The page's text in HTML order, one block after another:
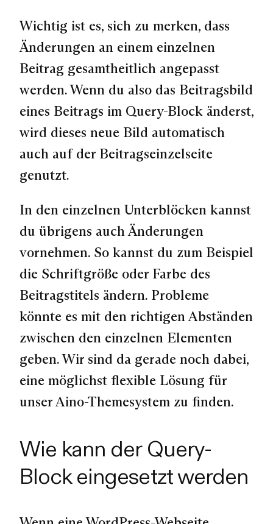
Wichtig ist es, sich zu merken, dass
Änderungen an einem einzelnen
Beitrag gesamtheitlich angepasst
werden. Wenn du also das Beitragsbild
eines Beitrags im Query-Block änderst,
wird dieses neue Bild automatisch
auch auf der Beitragseinzelseite
genutzt.
In den einzelnen Unterblöcken kannst
du übrigens auch Änderungen
vornehmen. So kannst du zum Beispiel
die Schriftgröße oder Farbe des
Beitragstitels ändern. Probleme
könnte es mit den richtigen Abständen
zwischen den einzelnen Elementen
geben. Wir sind da gerade noch dabei,
eine möglichst flexible Lösung für
unser Aino-Themesystem zu finden.
Wie kann der Query-
Block eingesetzt werden